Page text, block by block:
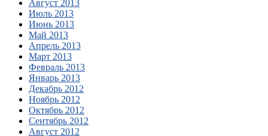
Август 2013
Июль 2013
Июнь 2013
Май 2013
Апрель 2013
Март 2013
Февраль 2013
Январь 2013
Декабрь 2012
Ноябрь 2012
Октябрь 2012
Сентябрь 2012
Август 2012